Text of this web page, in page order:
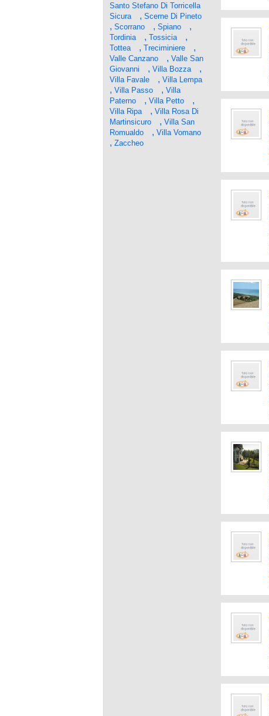
Santo Stefano Di Torricella
Sicura
, Scerne Di Pineto
, Scorrano , Spiano ,
Tordinia , Tossicia ,
Tottea , Treciminiere ,
Valle Canzano , Valle San
Giovanni
, Villa Bozza ,
Villa Favale , Villa Lempa
, Villa Passo , Villa
Paterno
, Villa Petto ,
Villa Ripa , Villa Rosa Di
Martinsicuro
, Villa San
Romualdo
, Villa Vomano
, Zaccheo